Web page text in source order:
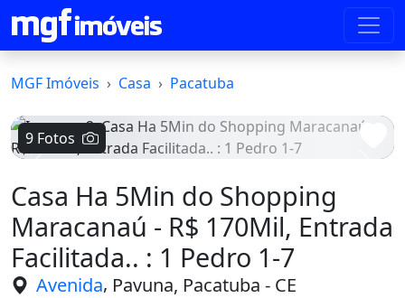
MGF Imóveis Casa Pacatuba
9 Fotos
Casa Ha 5Min do Shopping
Maracanaú - R$ 170Mil, Entrada
Facilitada.. : 1 Pedro 1-7
Avenida, Pavuna, Pacatuba - CE